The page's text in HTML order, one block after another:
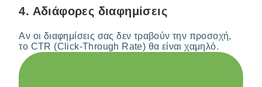
4. Αδιάφορες διαφημίσεις
Αν οι διαφημίσεις σας δεν τραβούν την προσοχή,
το CTR (Click-Through Rate) θα είναι χαμηλό.